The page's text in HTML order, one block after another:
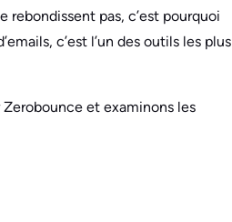
rebondissent pas, c’est pourquoi
c’est l’un des outils les plus
Zerobounce et examinons les